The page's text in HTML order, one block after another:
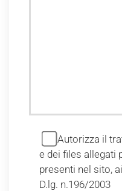
Autorizza il
e dei files allegati
presenti nel sito,
D.lg. n.196/2003